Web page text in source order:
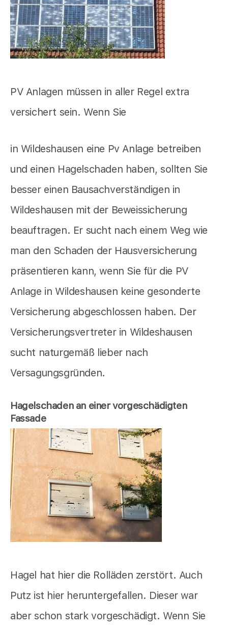
PV Anlagen müssen in aller Regel extra
versichert sein. Wenn Sie
in Wildeshausen eine Pv Anlage betreiben
und einen Hagelschaden haben, sollten Sie
besser einen Bausachverständigen in
Wildeshausen mit der Beweissicherung
beauftragen. Er sucht nach einem Weg wie
man den Schaden der Hausversicherung
präsentieren kann, wenn Sie für die PV
Anlage in Wildeshausen keine gesonderte
Versicherung abgeschlossen haben. Der
Versicherungsvertreter in Wildeshausen
sucht naturgemäß lieber nach
Versagungsgründen.
Hagelschaden an einer vorgeschädigten
Fassade
Hagel hat hier die Rolläden zerstört. Auch
Putz ist hier heruntergefallen. Dieser war
aber schon stark vorgeschädigt. Wenn Sie